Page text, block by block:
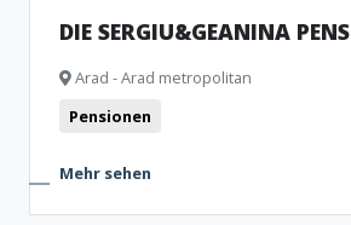
DIE SERGIU&GEANINA
Arad - Arad metropolitan
Pensionen
Mehr sehen